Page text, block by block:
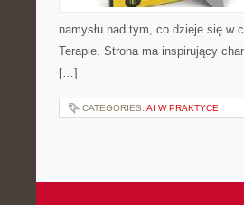
namysłu nad tym, co dzieje się w
Terapie. Strona ma inspirujący
[…]
CATEGORIES: AI W PRAKTYCE